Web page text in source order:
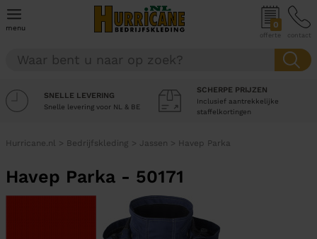
menu 0
offerte contact
SNELLE LEVERING
Snelle levering voor NL & BE
SCHERPE PRIJZEN
Inclusief aantrekkelijke
staffelkortingen
Hurricane.nl > Bedrijfskleding > Jassen > Havep Parka
Havep Parka - 50171